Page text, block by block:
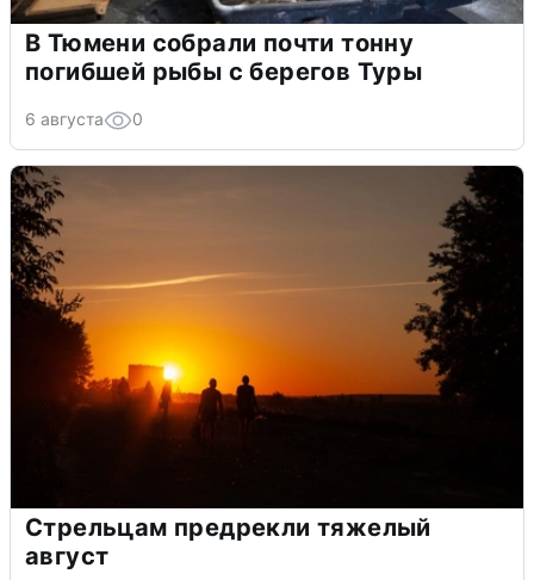
В Тюмени собрали почти тонну
погибшей рыбы с берегов Туры
6 августа 0
Стрельцам предрекли тяжелый
август